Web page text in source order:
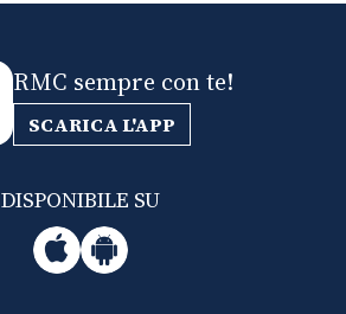
RMC sempre con te!
SCARICA L'APP
DISPONIBILE SU